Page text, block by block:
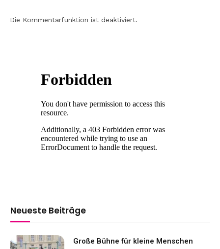
Die Kommentarfunktion ist deaktiviert.
Neueste Beiträge
Große Bühne für kleine Menschen